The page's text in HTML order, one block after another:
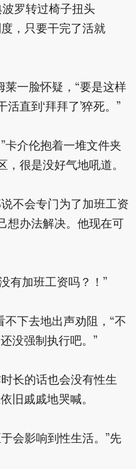
罗转过椅子扭头
，只要干完了活就
莱一脸怀疑，“要是这样
直到‘拜拜了’猝死。”
卡介伦抱着一堆文件夹
很是没好气地吼道。
不会专门为了加班工资
想办法解决。他现在可
有加班工资吗？！”
不下去地出声劝阻，“不
没强制执行吧。”
长的话也会没有性生
旧戚戚地哭喊。
会影响到性生活。”先